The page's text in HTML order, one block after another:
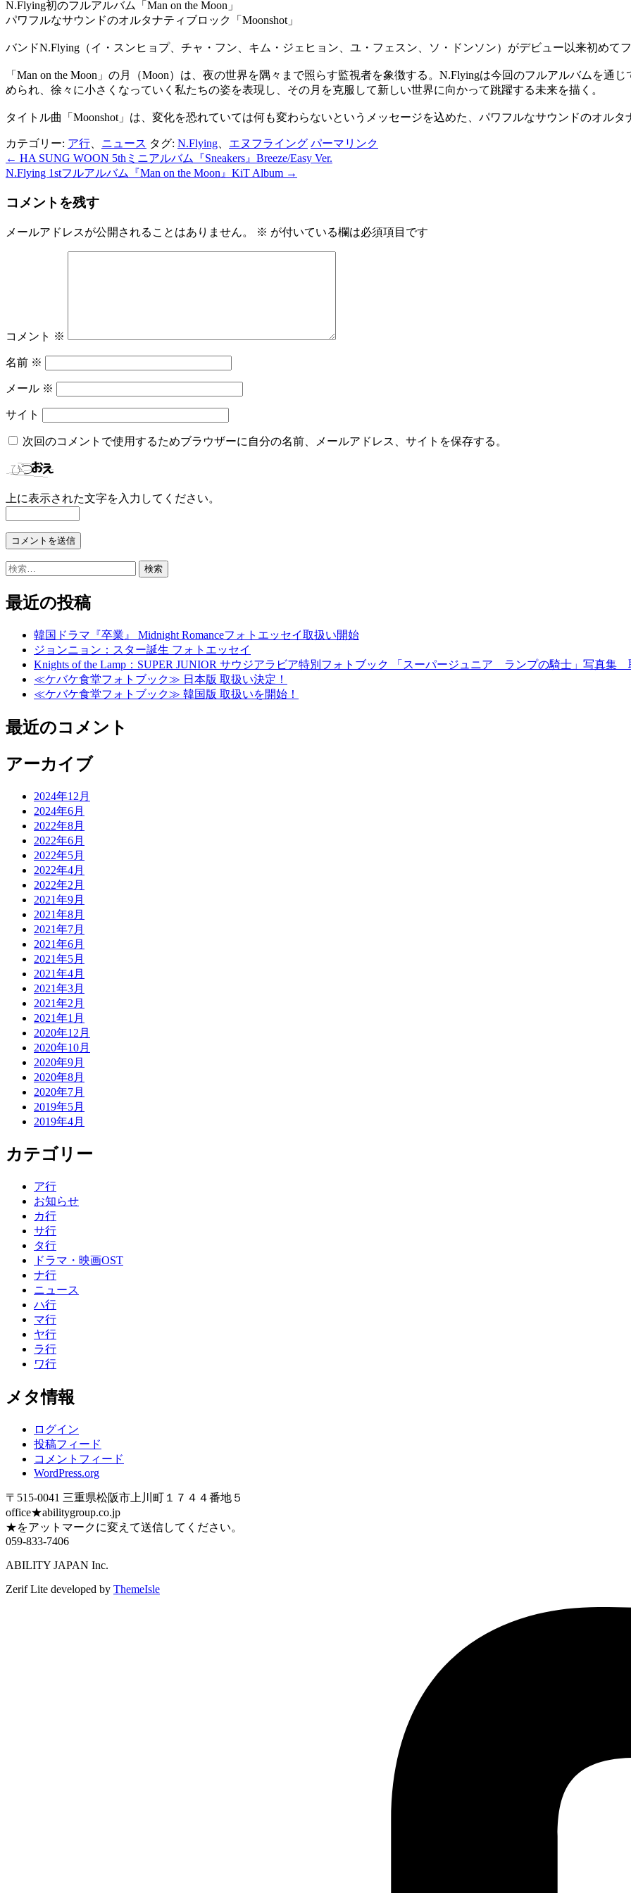
N.Flying初のフルアルバム「Man on the Moon」
パワフルなサウンドのオルタナティブロック「Moonshot」
バンドN.Flying（イ・スンヒョプ、チャ・フン、キム・ジェヒョン、ユ・フェスン、ソ・ドンソン）がデビュー以来初めて
「Man on the Moon」の月（Moon）は、夜の世界を隅々まで照らす監視者を象徴する。N.Flyingは今回のフルアルバムを通
められ、徐々に小さくなっていく私たちの姿を表現し、その月を克服して新しい世界に向かって跳躍する未来を描く。
タイトル曲「Moonshot」は、変化を恐れていては何も変わらないというメッセージを込めた、パワフルなサウンドのオルタ
カテゴリー: ア行 ニュース タグ: N.Flying エヌフライング パーマリンク
投
稿
ナ
ビ
ン
← HA SUNG WOON 5thミニアルバム『Sneakers』Breeze/Easy Ver.
N.Flying 1stフルアルバム『Man on the Moon』KiT Album →
コメントを残す
メールアドレスが公開されることはありません。 ※ が付いている欄は必須項目です
コメント ※
名前 ※
メール ※
サイト
次回のコメントで使用するためブラウザーに自分の名前、メールアドレス、サイトを保存する。
上に表示された文字を入力してください。
検
最近の投稿
韓国ドラマ『卒業』 Midnight Romanceフォトエッセイ取扱い開始
ジョンニョン：スター誕生 フォトエッセイ
Knights of the Lamp：SUPER JUNIOR サウジアラビア特別フォトブック 「スーパージュニア ランプの騎士」写真集
≪ケバケ食堂フォトブック≫ 日本版 取扱い決定！
≪ケバケ食堂フォトブック≫ 韓国版 取扱いを開始！
最近のコメント
アーカイブ
2024年12月
2024年6月
2022年8月
2022年6月
2022年5月
2022年4月
2022年2月
2021年9月
2021年8月
2021年7月
2021年6月
2021年5月
2021年4月
2021年3月
2021年2月
2021年1月
2020年12月
2020年10月
2020年9月
2020年8月
2020年7月
2019年5月
2019年4月
カテゴリー
ア行
お知らせ
カ行
サ行
タ行
ドラマ・映画OST
ナ行
ニュース
ハ行
マ行
ヤ行
ラ行
ワ行
メタ情報
ログイン
投稿フィード
コメントフィード
WordPress.org
〒515-0041 三重県松阪市上川町１７４４番地５
office★abilitygroup.co.jp
★をアットマークに変えて送信してください。
059-833-7406
ABILITY JAPAN Inc.
Zerif Lite developed by ThemeIsle